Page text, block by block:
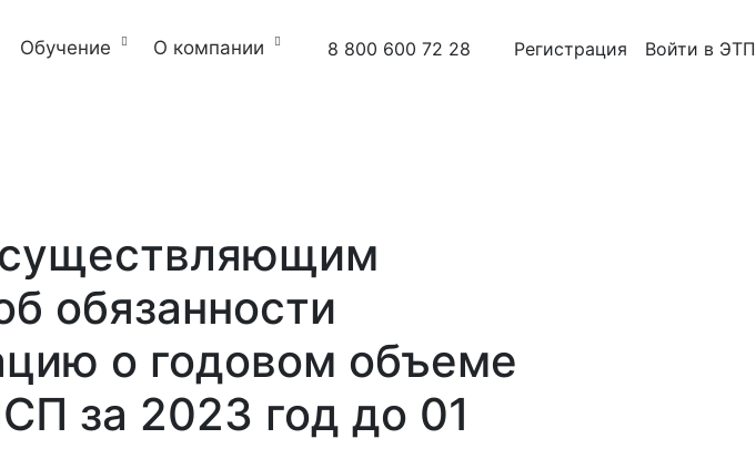
Обучение О компании 8 800 600 72 28 Регистрация Войти в ЭТП
обязанности
о годовом объеме
за 2023 год до 01